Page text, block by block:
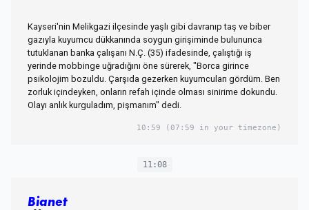
Kayseri'nin Melikgazi ilçesinde yaşlı gibi davranıp taş ve biber
gazıyla kuyumcu dükkanında soygun girişiminde bulununca
tutuklanan banka çalışanı N.Ç. (35) ifadesinde, çalıştığı iş
yerinde mobbinge uğradığını öne sürerek, "Borca girince
psikolojim bozuldu. Çarşıda gezerken kuyumcuları gördüm. Ben
zorluk içindeyken, onların refah içinde olması sinirime dokundu.
Olayı anlık kurguladım, pişmanım" dedi.
10:59 (07:59 in your timezone)
11:08
Bianet